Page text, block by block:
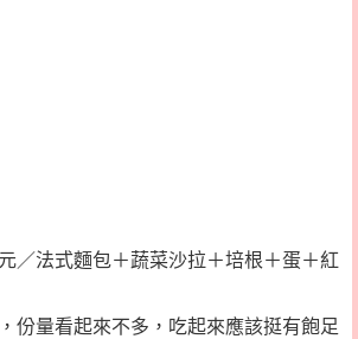
／法式麵包＋蔬菜沙拉＋培根＋蛋＋紅
份量看起來不多，吃起來應該挺有飽足